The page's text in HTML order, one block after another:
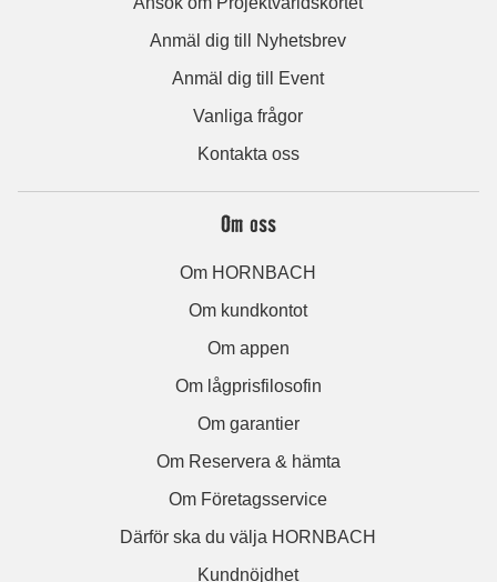
Anmäl dig till Nyhetsbrev
Anmäl dig till Event
Vanliga frågor
Kontakta oss
Om oss
Om HORNBACH
Om kundkontot
Om appen
Om lågprisfilosofin
Om garantier
Om Reservera & hämta
Om Företagsservice
Därför ska du välja HORNBACH
Kundnöjdhet